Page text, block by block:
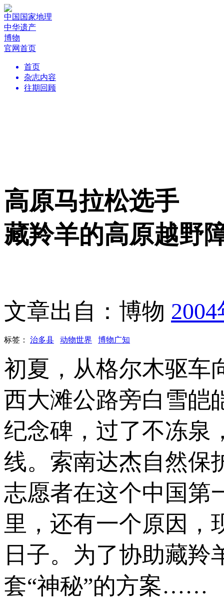
中国国家地理
中华遗产
博物
官网首页
首页
杂志内容
往期回顾
高原马拉松选手
藏羚羊的高原越野
文章出自：博物
标签： 治多县 动物世界 博物广知
初夏，从格尔木驱车
西大滩公路旁白雪皑
纪念碑，过了不冻泉
线。索南达杰自然保
志愿者在这个中国第
里，还有一个原因
日子。为了协助藏
套“神秘”的方案……